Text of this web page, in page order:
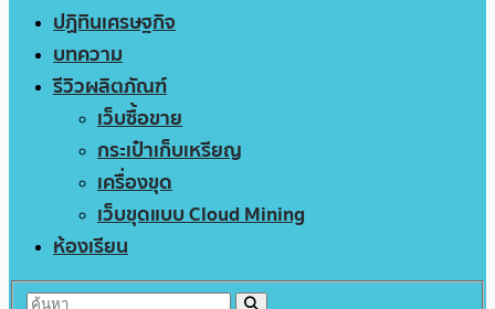
ปฏิทินเศรษฐกิจ
บทความ
รีวิวผลิตภัณฑ์
เว็บซื้อขาย
กระเป๋าเก็บเหรียญ
เครื่องขุด
เว็บขุดแบบ Cloud Mining
ห้องเรียน